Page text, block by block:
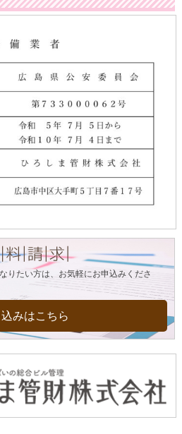
りたい方は、お気軽にお申込みくださ
みはこちら